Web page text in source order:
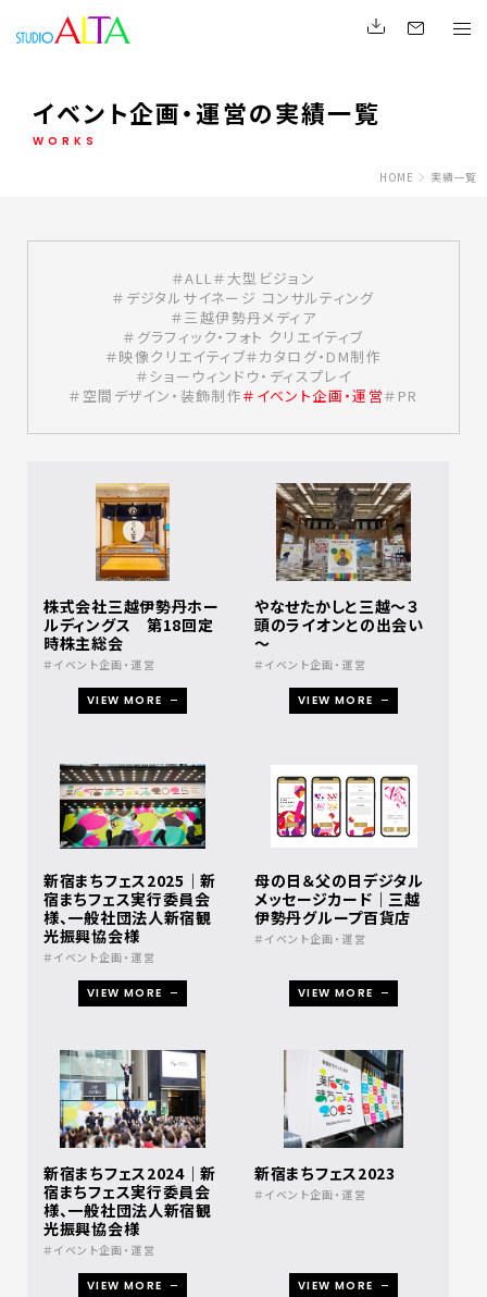
イベント企画・運営の実績一覧
WORKS
HOME 実績一覧
ALL
大型ビジョン
デジタルサイネージ コンサルティング
三越伊勢丹メディア
グラフィック・フォト クリエイティブ
映像クリエイティブ
カタログ・DM制作
ショーウィンドウ・ディスプレイ
空間デザイン・装飾制作
イベント企画・運営 PR
株式会社三越伊勢丹ホー
ルディングス 第18回定
時株主総会
イベント企画・運営
VIEW MORE
やなせたかしと三越～３
頭のライオンとの出会い
～​
イベント企画・運営
VIEW MORE
新宿まちフェス2025｜新
宿まちフェス実行委員会
様、一般社団法人新宿観
光振興協会様
イベント企画・運営
VIEW MORE
母の日＆父の日デジタル
メッセージカード｜三越
伊勢丹グループ百貨店
イベント企画・運営
VIEW MORE
新宿まちフェス2024｜新
宿まちフェス実行委員会
様、一般社団法人新宿観
光振興協会様
イベント企画・運営
VIEW MORE
新宿まちフェス2023
イベント企画・運営
VIEW MORE